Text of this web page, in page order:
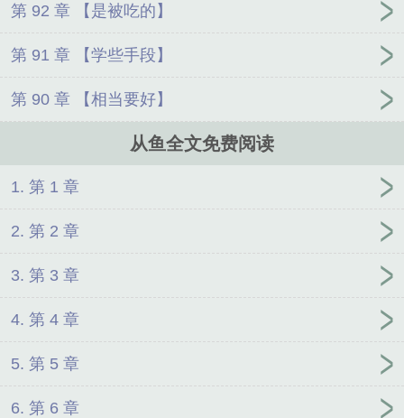
第 92 章 【是被吃的】
第 91 章 【学些手段】
第 90 章 【相当要好】
从鱼全文免费阅读
1. 第 1 章
2. 第 2 章
3. 第 3 章
4. 第 4 章
5. 第 5 章
6. 第 6 章